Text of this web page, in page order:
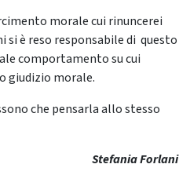
morale cui rinuncerei
è reso responsabile di questo
comportamento su cui
giudizio morale.
che pensarla allo stesso
Stefania Forlani